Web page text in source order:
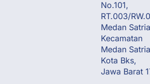
No.101,
RT.003/
Medan
Kecamatan
Medan
Kota Bks,
Jawa Barat